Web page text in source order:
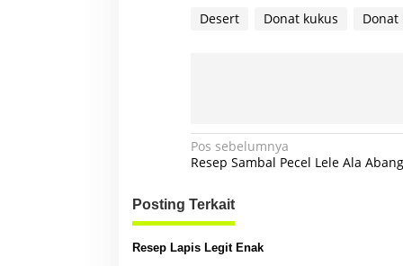
Desert Donat kukus
N
a
v
i
g
Pos sebelumnya
Resep Sambal Pecel Lele Ala
Posting Terkait
Resep Lapis Legit Enak